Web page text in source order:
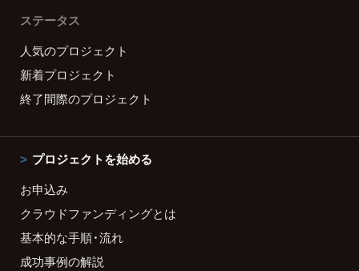
ステータス
人気のプロジェクト
新着プロジェクト
終了間際のプロジェクト
プロジェクトを始める
お申込み
クラウドファンディングとは
基本的な手順・流れ
成功事例の解説